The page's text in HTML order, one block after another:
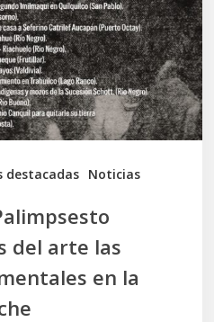
destacadas Noticias
del arte las
en la